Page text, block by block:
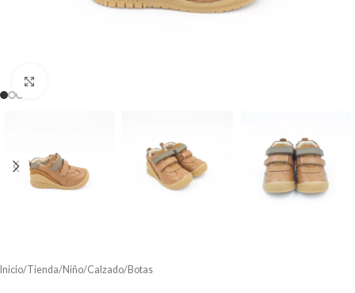
Inicio/Tienda/Niño/Calzado/Botas